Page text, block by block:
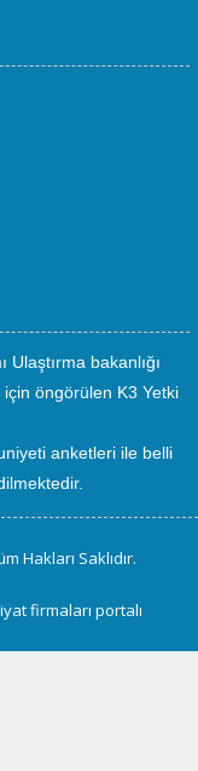
Ulaştırma bakanlığı
için öngörülen K3 Yetki
anketleri ile belli
Hakları Saklıdır.
firmaları portalı